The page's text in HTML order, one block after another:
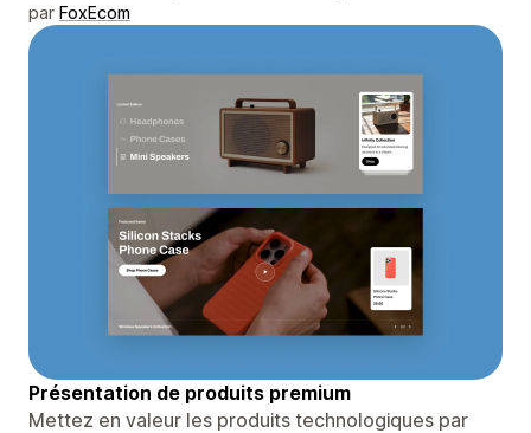
par FoxEcom
Présentation de produits premium
Mettez en valeur les produits technologiques par